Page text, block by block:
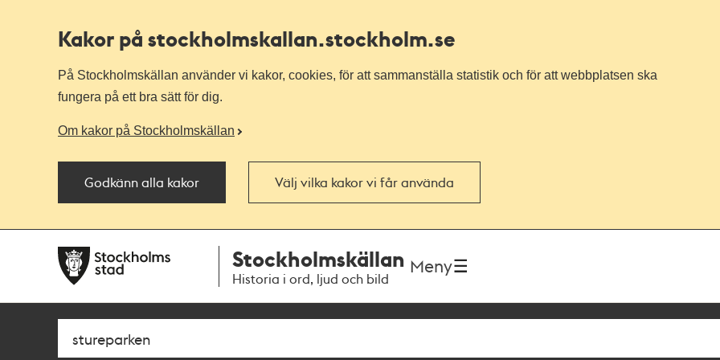
Kakor på stockholmskallan.stockholm.se
På Stockholmskällan använder vi kakor, cookies, för att sammanställa statistik och för att webbplatsen ska
fungera på ett bra sätt för dig.
Om kakor på Stockholmskällan
Godkänn alla kakor Välj vilka kakor vi får använda
navigationen
huvudinnehållet
Stockholmskällan
Historia i ord, ljud och bild
Meny
Sök